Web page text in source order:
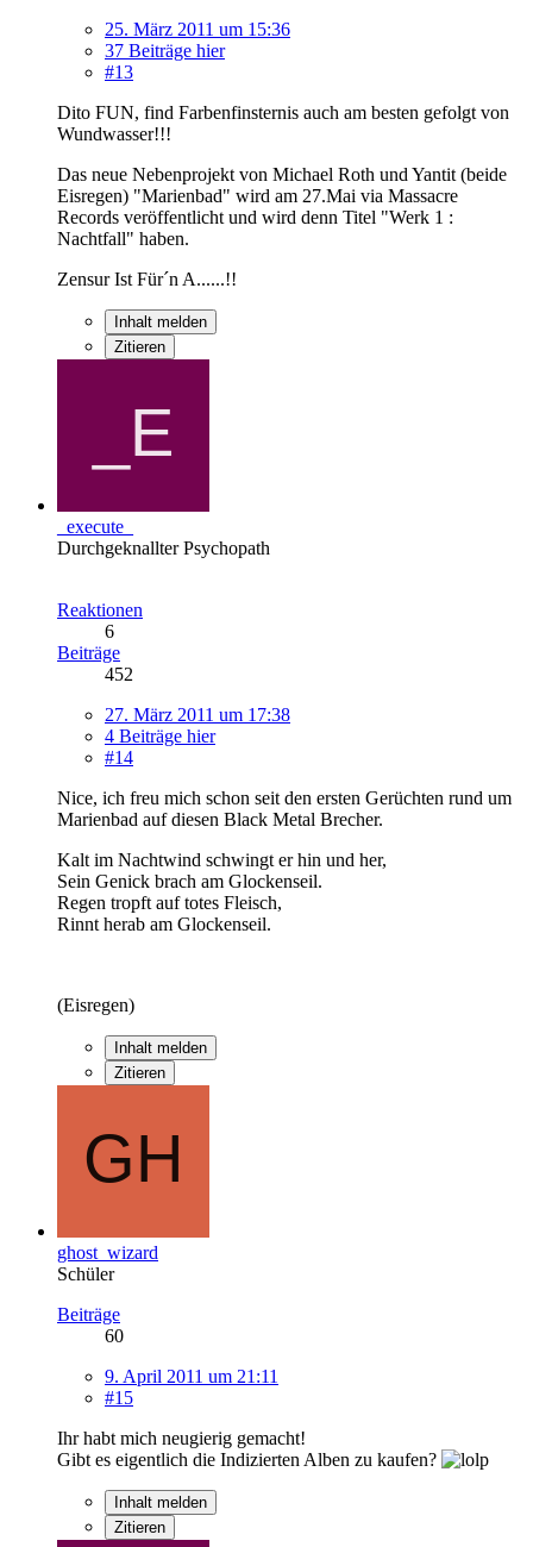
25. März 2011 um 15:36
37 Beiträge hier
#13
Dito FUN, find Farbenfinsternis auch am besten gefolgt von
Wundwasser!!!
Das neue Nebenprojekt von Michael Roth und Yantit (beide
Eisregen) "Marienbad" wird am 27.Mai via Massacre
Records veröffentlicht und wird denn Titel "Werk 1 :
Nachtfall" haben.
Zensur Ist Für´n A......!!
Inhalt melden
Zitieren
_execute_
Durchgeknallter Psychopath
Reaktionen
6
Beiträge
452
27. März 2011 um 17:38
4 Beiträge hier
#14
Nice, ich freu mich schon seit den ersten Gerüchten rund um
Marienbad auf diesen Black Metal Brecher.
Kalt im Nachtwind schwingt er hin und her,
Sein Genick brach am Glockenseil.
Regen tropft auf totes Fleisch,
Rinnt herab am Glockenseil.
(Eisregen)
Inhalt melden
Zitieren
ghost_wizard
Schüler
Beiträge
60
9. April 2011 um 21:11
#15
Ihr habt mich neugierig gemacht!
Gibt es eigentlich die Indizierten Alben zu kaufen?
Inhalt melden
Zitieren